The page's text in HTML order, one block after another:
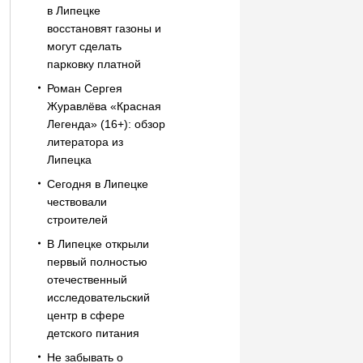
в Липецке
восстановят газоны и
могут сделать
парковку платной
Роман Сергея
Журавлёва «Красная
Легенда» (16+): обзор
литератора из
Липецка
Сегодня в Липецке
чествовали
строителей
В Липецке открыли
первый полностью
отечественный
исследовательский
центр в сфере
детского питания
Не забывать о